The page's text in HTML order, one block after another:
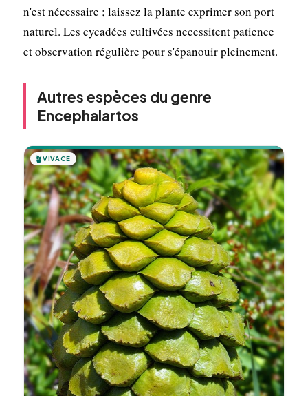
n'est nécessaire ; laissez la plante exprimer son port
naturel. Les cycadées cultivées necessitent patience
et observation régulière pour s'épanouir pleinement.
Autres espèces du genre
Encephalartos
🪴VIVACE